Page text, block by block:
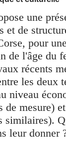
une
et de
pour
de l'âge du
récents
les deux
niveau
de mesure)
leur donner